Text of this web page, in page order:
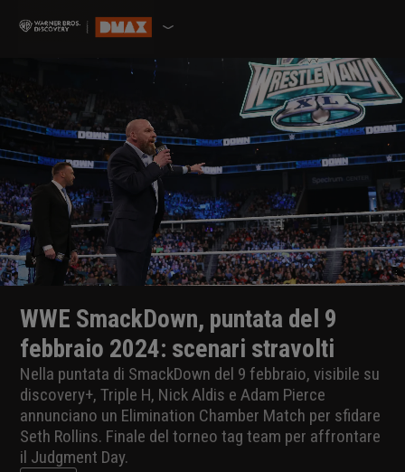
WWE SmackDown, puntata del 9
febbraio 2024: scenari stravolti
Nella puntata di SmackDown del 9 febbraio, visibile su
discovery+, Triple H, Nick Aldis e Adam Pierce
annunciano un Elimination Chamber Match per sfidare
Seth Rollins. Finale del torneo tag team per affrontare
il Judgment Day.